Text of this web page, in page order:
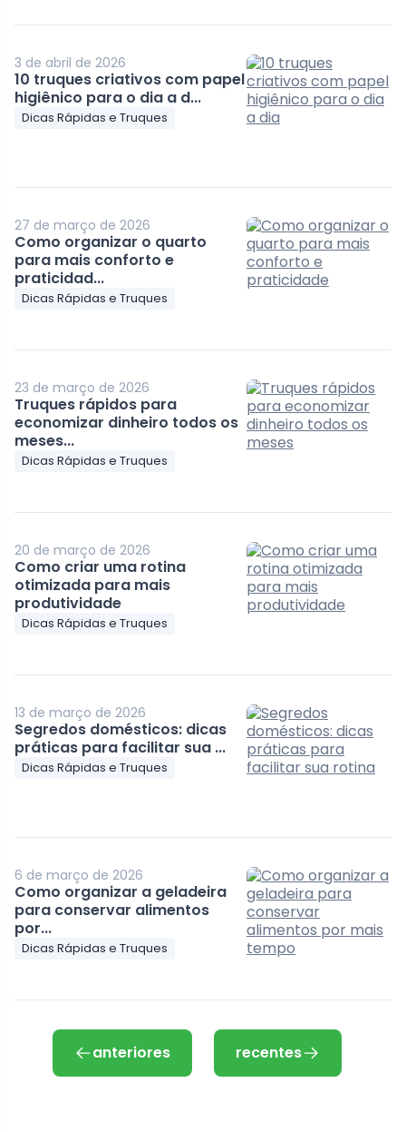
3 de abril de 2026
10 truques criativos com papel
higiênico para o dia a d...
Dicas Rápidas e Truques
27 de março de 2026
Como organizar o quarto
para mais conforto e
praticidad...
Dicas Rápidas e Truques
23 de março de 2026
Truques rápidos para
economizar dinheiro todos os
meses...
Dicas Rápidas e Truques
20 de março de 2026
Como criar uma rotina
otimizada para mais
produtividade
Dicas Rápidas e Truques
13 de março de 2026
Segredos domésticos: dicas
práticas para facilitar sua ...
Dicas Rápidas e Truques
6 de março de 2026
Como organizar a geladeira
para conservar alimentos
por...
Dicas Rápidas e Truques
anteriores recentes